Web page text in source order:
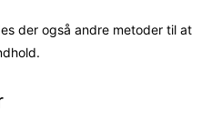
der også andre metoder til at